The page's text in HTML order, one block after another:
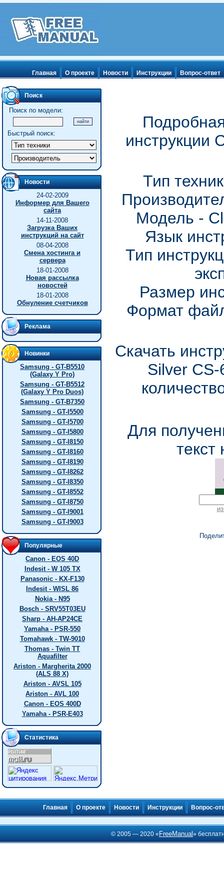
Главная О проекте Новости Инструкции Вопрос-ответ
Поиск
Поиск по модели:
Быстрый поиск:
Новости
24-02-2009
Информер для Вашего
сайта
14-11-2008
Загрузка Ваших
инструкций на сайт
08-04-2008
Смена хостинга и
сервера
18-01-2008
Новая рассылка
новостей
18-01-2008
Обнуление счетчиков
Реклама
Новинки
Samsung - GT-B5510
(Galaxy Y Pro)
Samsung - GT-B5512
(Galaxy Y Pro Duos)
Samsung - GT-B7350
Samsung - GT-I5500
Samsung - GT-I5700
Samsung - GT-I5800
Samsung - GT-I8150
Samsung - GT-I8160
Samsung - GT-I8190
Samsung - GT-I8262
Samsung - GT-I8350
Samsung - GT-I8552
Samsung - GT-I8750
Samsung - GT-I9001
Samsung - GT-I9003
Популярные
Canon - EOS 40D
Indesit - W 105 TX
Panasonic - KX-F130
Indesit - WISL 86
Nokia - N95
Bosch - SRV55T03EU
Sharp - AH-AP24CE
Yamaha - PSR-550
Tomahawk - TW-9010
Thomas - Twin TT
Aquafilter
Ariston - Margherita 2000
(ALS 88 X)
Ariston - AVSL 105
Ariston - AVL 100
Canon - EOS 400D
Yamaha - PSR-E403
Статистика
инструкции
Тип
Модель -
Язык
Тип
Размер
Формат
Скачать
Silver CS-
Для
текст
Главная О проекте Новости Инструкции Вопрос-
© 2005 — 2020 « FreeManual»